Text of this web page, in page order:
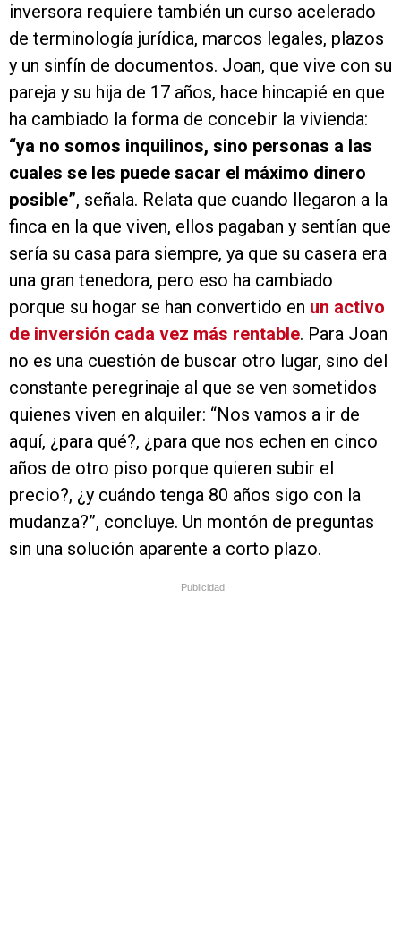
inversora requiere también un curso acelerado
de terminología jurídica, marcos legales, plazos
y un sinfín de documentos. Joan, que vive con su
pareja y su hija de 17 años, hace hincapié en que
ha cambiado la forma de concebir la vivienda:
“ya no somos inquilinos, sino personas a las
cuales se les puede sacar el máximo dinero
posible”, señala. Relata que cuando llegaron a la
finca en la que viven, ellos pagaban y sentían que
sería su casa para siempre, ya que su casera era
una gran tenedora, pero eso ha cambiado
porque su hogar se han convertido en un activo
de inversión cada vez más rentable. Para Joan
no es una cuestión de buscar otro lugar, sino del
constante peregrinaje al que se ven sometidos
quienes viven en alquiler: “Nos vamos a ir de
aquí, ¿para qué?, ¿para que nos echen en cinco
años de otro piso porque quieren subir el
precio?, ¿y cuándo tenga 80 años sigo con la
mudanza?”, concluye. Un montón de preguntas
sin una solución aparente a corto plazo.
Publicidad